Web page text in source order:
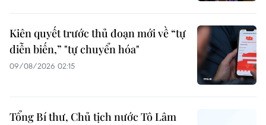
Kiên quyết trước thủ đoạn mới về “tự
diễn biến,” "tự chuyển hóa"
09/08/2026 02:15
Tổng Bí thư, Chủ tịch nước Tô Lâm